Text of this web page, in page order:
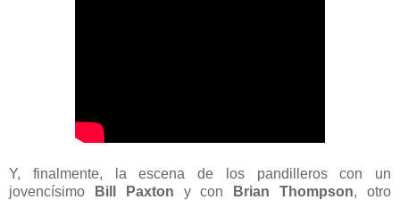
Y, finalmente, la escena de los pandilleros con un
jovencísimo
Bill Paxton y con Brian Thompson, otro